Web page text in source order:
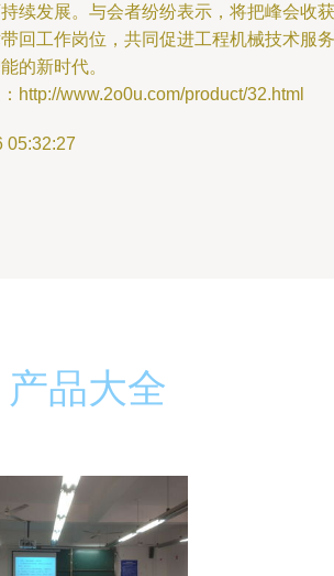
续发展。与会者纷纷表示，将把峰会收获
回工作岗位，共同促进工程机械技术服务
的新时代。
http://www.2o0u.com/product/32.html
05:32:27
产品大全